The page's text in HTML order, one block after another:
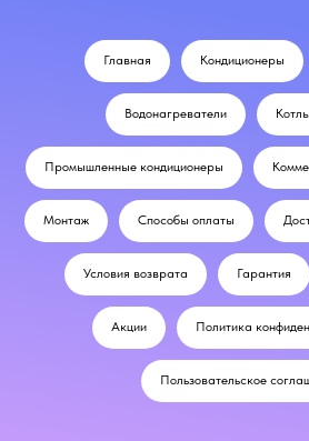
Главная Кондиционеры
Водонагреватели
Промышленные кондиционеры
Монтаж Способы оплаты
Условия возврата Гарантия
Акции Политика
Пользовательское